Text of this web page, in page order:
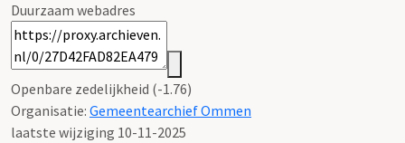
Duurzaam webadres
Openbare zedelijkheid (-1.76)
Organisatie: Gemeentearchief Ommen
laatste wijziging 10-11-2025